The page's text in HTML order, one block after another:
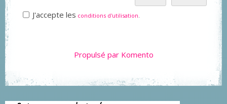
J'accepte les conditions d'utilisation.
Propulsé par Komento